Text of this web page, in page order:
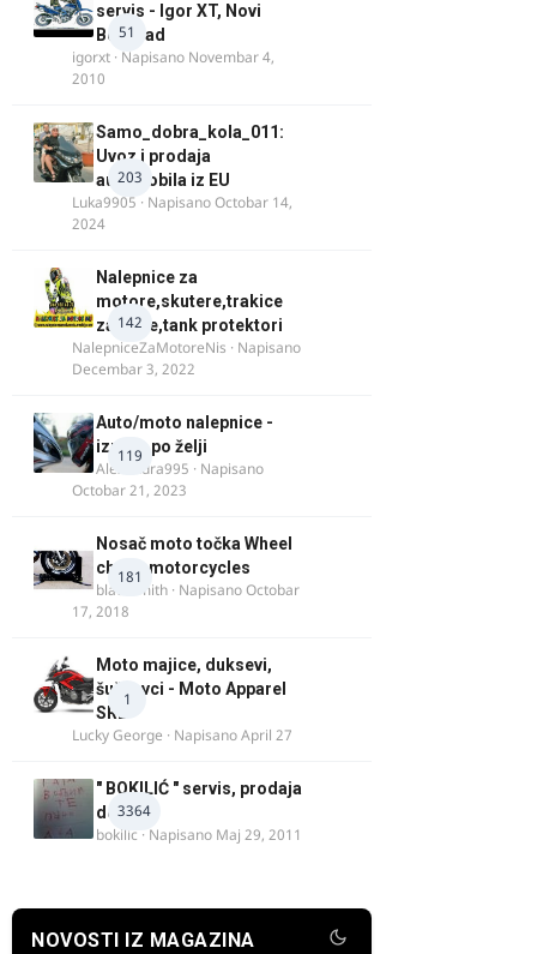
51
servis - Igor XT, Novi
Beograd
igorxt · Napisano Novembar 4,
2010
203
Samo_dobra_kola_011:
Uvoz i prodaja
automobila iz EU
Luka9905 · NapisanoOctobar 14,
2024
142
Nalepnice za
motore,skutere,trakice
za felne,tank protektori
NalepniceZaMotoreNis · Napisano
Decembar 3, 2022
119
Auto/moto nalepnice -
izrada po želji
Alexandra995 · Napisano
Octobar 21, 2023
181
Nosač moto točka Wheel
chock motorcycles
blacksmith · NapisanoOctobar
17, 2018
1
Moto majice, duksevi,
šuškavci - Moto Apparel
SRB
Lucky George · NapisanoApril 27
3364
" BOKILIĆ " servis, prodaja
delova
bokilic · Napisano Maj 29, 2011
NOVOSTI IZ MAGAZINA